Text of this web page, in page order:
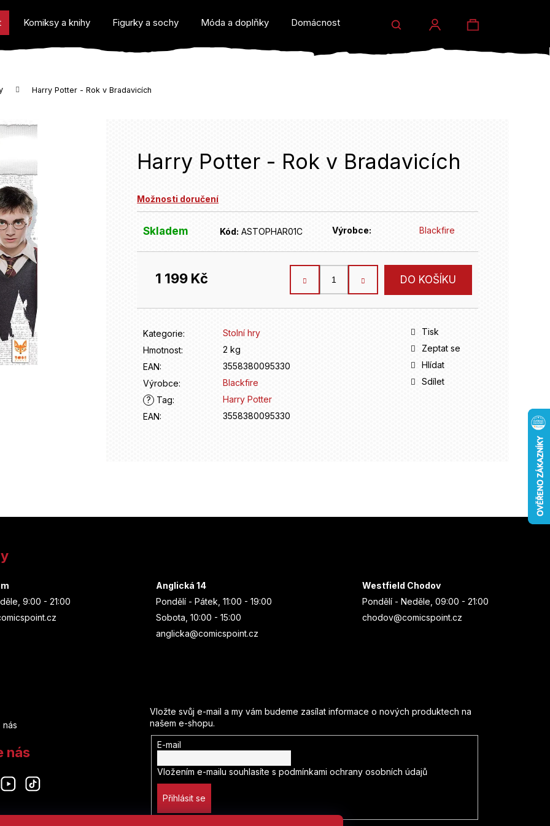
Komiksy a knihy Figurky a sochy Móda a doplňky Domácnost a dárky Prodejny Eventy
Hledat
Přihlášení
Nákupní
Harry Potter - Rok v Bradavicích
Harry Potter - Rok v Bradavicích
Možnosti doručení
Skladem Kód: ASTOPHAR01C Výrobce: Blackfire
1 199 Kč
Měrná
DO KOŠÍKU
Kategorie:
Stolní hry
Hmotnost:
2 kg
EAN:
3558380095330
Výrobce:
Blackfire
?
Tag:
Harry Potter
EAN: 3558380095330
Tisk
Zeptat se
Hlídat
Sdílet
potřebujete najít?
9:00 - 21:00
Anglická 14
Pondělí - Pátek, 11:00 - 19:00
Sobota, 10:00 - 15:00
anglicka@comicspoint.cz
Westfield Chodov
Pondělí - Neděle, 09:00 - 21:00
chodov@comicspoint.cz
nás
nás
Vložte svůj e-mail a my vám budeme zasílat informace o nových produktech na
našem e-shopu.
E-mail
Vložením e-mailu souhlasíte s podmínkami ochrany osobních údajů
Přihlásit se